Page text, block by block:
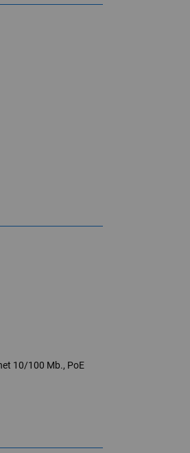
10/100 Mb., PoE